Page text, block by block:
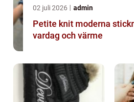
02 juli 2026 admin
Petite knit moderna stickmönster för
vardag och värme